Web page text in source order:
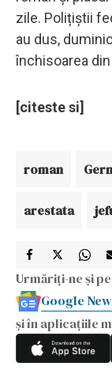
zile. Polițiștii
au dus,
închisoarea
[citeste si]
roman
arestata
Urmăriți-ne și pe
Google
și în aplicațiile